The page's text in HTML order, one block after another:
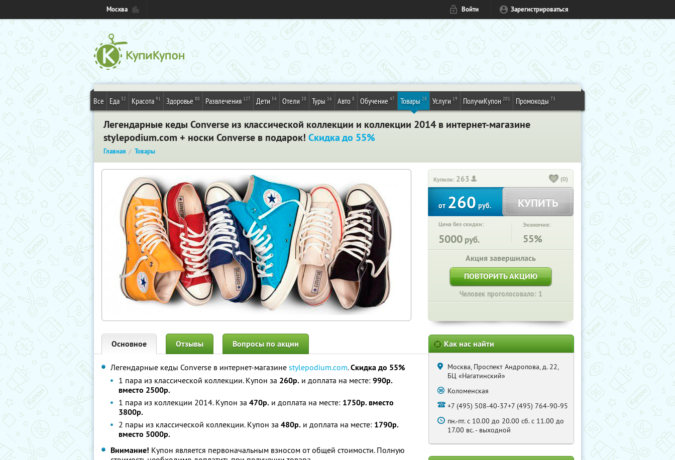
Москва Войти Зарегистрироваться
Все Еда 32 Красота 91 Здоровье 80 Развлечения 127 Дети 54 Отели 20 Туры 16 Авто 8 Обучение 47 Товары 28 Услуги 19 ПолучиКупон 201 Промокоды 73
Легендарные кеды Converse из классической коллекции и коллекции 2014 в интернет-магазине
stylepodium.com + носки Converse в подарок! Скидка до 55%
Главная Товары
Купили: 263 (0)
от260руб. КУПИТЬ
Цена без скидки:
5000 руб.
Экономия:
55%
Акция завершилась
ПОВТОРИТЬ АКЦИЮ
Человек проголосовало: 1
Основное Отзывы Вопросы по акции
Легендарные кеды Converse в интернет-магазине stylepodium.com.Скидка до 55%
1 пара из классической коллекции. Купон за 260р. и доплата на месте: 990р.
вместо 2500р.
1 пара из коллекции 2014. Купон за 470р. и доплата на месте: 1750р. вместо
3800р.
2 пары из классической коллекции. Купон за 480р. и доплата на месте: 1790р.
вместо 5000р.
Внимание! Купон является первоначальным взносом от общей стоимости. Полную
Как нас найти
Москва, Проспект Андропова, д. 22,
БЦ «Нагатинский»
Коломенская
+7 (495) 508-40-37+7 (495) 764-90-95
пн.-пт. с 10.00 до 20.00 сб. с 11.00 до
17.00 вс. - выходной